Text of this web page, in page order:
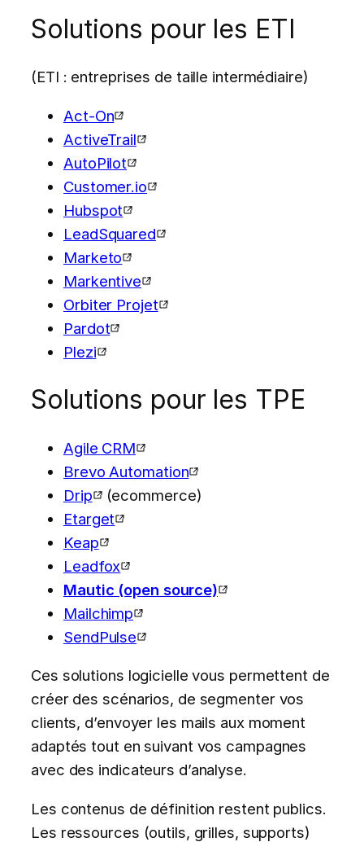
Solutions pour les ETI
(ETI : entreprises de taille intermédiaire)
Act-On
ActiveTrail
AutoPilot
Customer.io
Hubspot
LeadSquared
Marketo
Markentive
Orbiter Projet
Pardot
Plezi
Solutions pour les TPE
Agile CRM
Brevo Automation
Drip (ecommerce)
Etarget
Keap
Leadfox
Mautic (open source)
Mailchimp
SendPulse
Ces solutions logicielle vous permettent de
créer des scénarios, de segmenter vos
clients, d’envoyer les mails aux moment
adaptés tout en suivant vos campagnes
avec des indicateurs d’analyse.
Les contenus de définition restent publics.
Les ressources (outils, grilles, supports)